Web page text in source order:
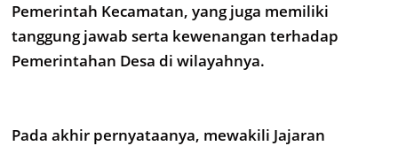
Pemerintah Kecamatan, yang juga memiliki
tanggung jawab serta kewenangan terhadap
Pemerintahan Desa di wilayahnya.
Pada akhir pernyataanya, mewakili Jajaran